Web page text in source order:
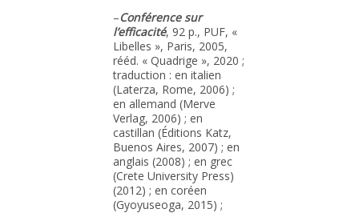
–Conférence sur
l’efficacité, 92 p., PUF, «
Libelles », Paris, 2005,
rééd. « Quadrige », 2020 ;
traduction : en italien
(Laterza, Rome, 2006) ;
en allemand (Merve
Verlag, 2006) ; en
castillan (Éditions Katz,
Buenos Aires, 2007) ; en
anglais (2008) ; en grec
(Crete University Press)
(2012) ; en coréen
(Gyoyuseoga, 2015) ;